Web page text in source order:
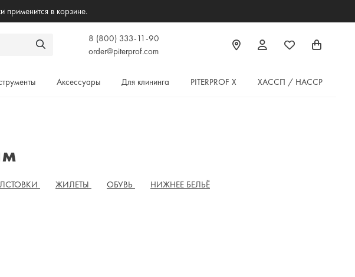
применится в корзине.
8 (800) 333-11-90
order@piterprof.com
Аксессуары Для клининга PITERPROF X ХАССП / HACCP
ЖИЛЕТЫ ОБУВЬ НИЖНЕЕ БЕЛЬЁ